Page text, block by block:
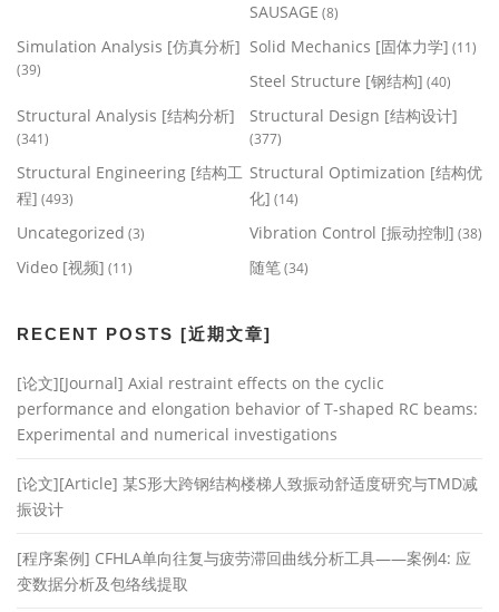
SAUSAGE (8)
Simulation Analysis [仿真分析]
(39)
Solid Mechanics [固体力学] (11)
Steel Structure [钢结构] (40)
Structural Analysis [结构分析]
(341)
Structural Design [结构设计]
(377)
Structural Engineering [结构工
程] (493)
Structural Optimization [结构优
化] (14)
Uncategorized (3) Vibration Control [振动控制] (38)
Video [视频] (11) 随笔(34)
RECENT POSTS [近期文章]
[论文][Journal] Axial restraint effects on the cyclic
performance and elongation behavior of T-shaped RC beams:
Experimental and numerical investigations
[论文][Article] 某S形大跨钢结构楼梯人致振动舒适度研究与TMD减
振设计
[程序案例] CFHLA单向往复与疲劳滞回曲线分析工具——案例4: 应
变数据分析及包络线提取